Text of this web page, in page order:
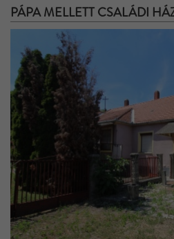
PÁPA MELLETT CSALÁDI